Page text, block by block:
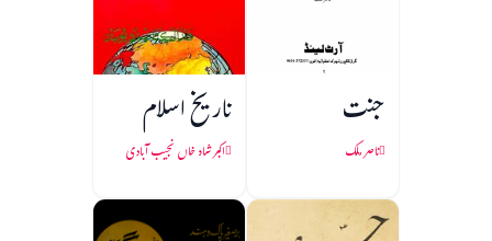
جنت
ناصر ملک
تاریخ اسلام
اکبر شاہ خاں نجیب آبادی